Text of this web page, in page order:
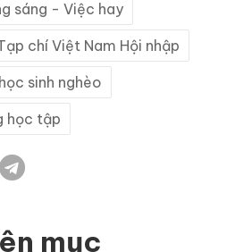
sáng - Việc hay
chí Việt Nam Hội nhập
học sinh nghèo
học tập
mục